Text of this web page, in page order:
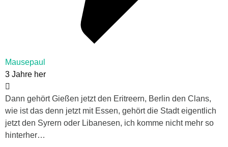
Mausepaul
3 Jahre her
Dann gehört Gießen jetzt den Eritreern, Berlin den Clans,
wie ist das denn jetzt mit Essen, gehört die Stadt eigentlich
jetzt den Syrern oder Libanesen, ich komme nicht mehr so
hinterher…